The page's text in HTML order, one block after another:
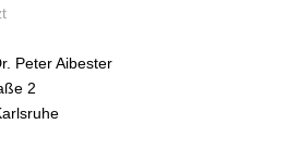
Peter Aibester
2